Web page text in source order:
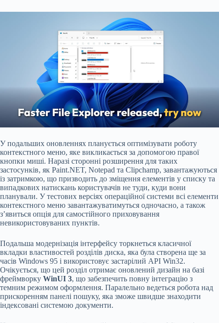
У подальших оновленнях планується оптимізувати роботу
контекстного меню, яке викликається за допомогою правої
кнопки миші. Наразі сторонні розширення для таких
застосунків, як Paint.NET, Notepad та Clipchamp, завантажуються
із затримкою, що призводить до зміщення елементів у списку та
випадкових натискань користувачів не туди, куди вони
планували. У тестових версіях операційної системи всі елементи
контекстного меню завантажуватимуться одночасно, а також
з’явиться опція для самостійного приховування
невикористовуваних пунктів.
Подальша модернізація інтерфейсу торкнеться класичної
вкладки властивостей розділів диска, яка була створена ще за
часів Windows 95 і використовує застарілий API Win32.
Очікується, що цей розділ отримає оновлений дизайн на базі
фреймворку WinUI 3, що забезпечить повну інтеграцію з
темним режимом оформлення. Паралельно ведеться робота над
прискоренням панелі пошуку, яка зможе швидше знаходити
індексовані системою документи.